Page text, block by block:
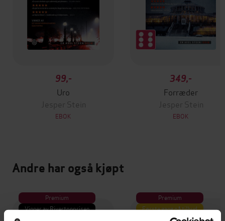
99,-
Uro
Jesper Stein
EBOK
349,-
Forræder
Jesper Stein
EBOK
Andre har også kjøpt
Premium
Vinner av Rivertonprisen
Premium
Første gang på tilbud